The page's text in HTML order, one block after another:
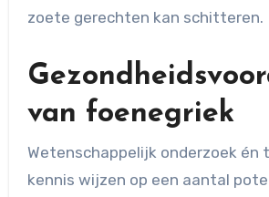
zoete gerechten kan schitteren.
van foenegriek
Wetenschappelijk onderzoek én
kennis wijzen op een aantal